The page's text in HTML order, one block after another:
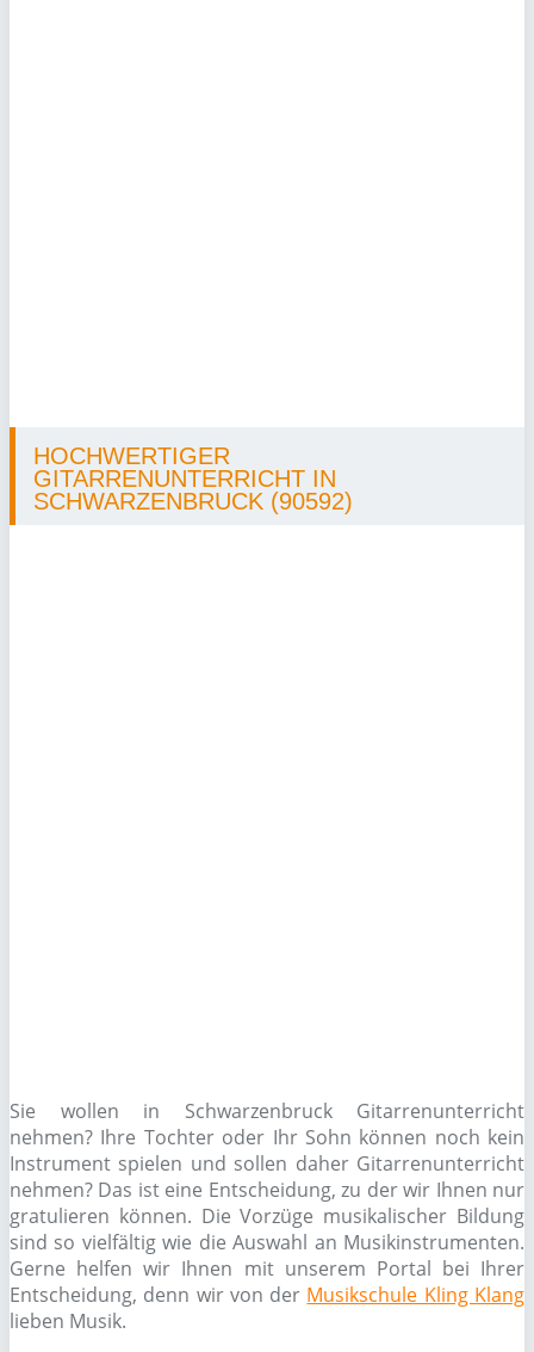
HOCHWERTIGER
GITARRENUNTERRICHT IN
SCHWARZENBRUCK (90592)
Sie wollen in Schwarzenbruck Gitarrenunterricht
nehmen? Ihre Tochter oder Ihr Sohn können noch kein
Instrument spielen und sollen daher Gitarrenunterricht
nehmen? Das ist eine Entscheidung, zu der wir Ihnen nur
gratulieren können. Die Vorzüge musikalischer Bildung
sind so vielfältig wie die Auswahl an Musikinstrumenten.
Gerne helfen wir Ihnen mit unserem Portal bei Ihrer
Entscheidung, denn wir von der Musikschule Kling Klang
lieben Musik.